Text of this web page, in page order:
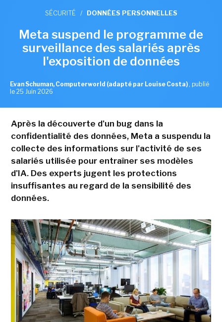
SÉCURITÉ / DONNÉES PERSONNELLES
Meta suspend le programme de
surveillance des salariés après
l'exposition de données
Evan Schuman, Computerworld (adapté par Louise Costa) , publié
le 25 Juin 2026
Après la découverte d'un bug dans la
confidentialité des données, Meta a suspendu la
collecte des informations sur l'activité de ses
salariés utilisée pour entraîner ses modèles
d'IA. Des experts jugent les protections
insuffisantes au regard de la sensibilité des
données.